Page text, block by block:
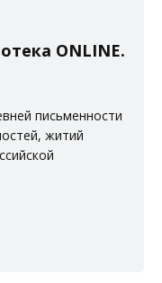
ONLINE.
письменности
житий